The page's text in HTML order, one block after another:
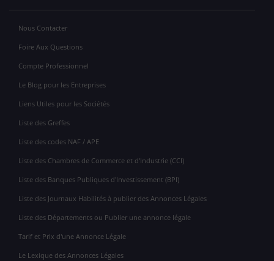
Nous Contacter
Foire Aux Questions
Compte Professionnel
Le Blog pour les Entreprises
Liens Utiles pour les Sociétés
Liste des Greffes
Liste des codes NAF / APE
Liste des Chambres de Commerce et d'Industrie (CCI)
Liste des Banques Publiques d'Investissement (BPI)
Liste des Journaux Habilités à publier des Annonces Légales
Liste des Départements ou Publier une annonce légale
Tarif et Prix d'une Annonce Légale
Le Lexique des Annonces Légales